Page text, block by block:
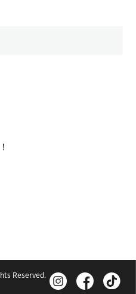
野球父 野球母
ムランバッター
した
Reserved.